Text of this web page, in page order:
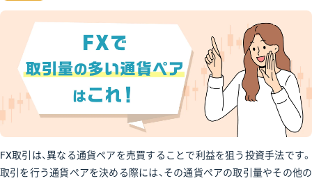
FX取引は、異なる通貨ペアを売買することで利益を狙う投資手法です。
取引を行う通貨ペアを決める際には、その通貨ペアの取引量やその他の